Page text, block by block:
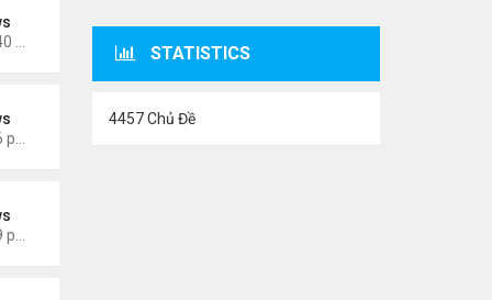
STATISTICS
4457 Chủ Đề